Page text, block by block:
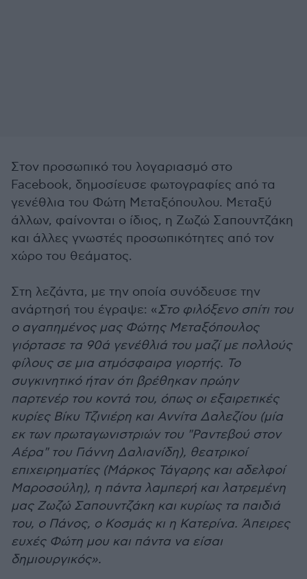
Στον προσωπικό του λογαριασμό στο
Facebook, δημοσίευσε φωτογραφίες από τα
γενέθλια του Φώτη Μεταξόπουλου. Μεταξύ
άλλων, φαίνονται ο ίδιος, η Ζωζώ Σαπουντζάκη
και άλλες γνωστές προσωπικότητες από τον
χώρο του θεάματος.
Στη λεζάντα, με την οποία συνόδευσε την
ανάρτησή του έγραψε: «Στο φιλόξενο σπίτι του
ο αγαπημένος μας Φώτης Μεταξόπουλος
γιόρτασε τα 90ά γενέθλιά του μαζί με πολλούς
φίλους σε μια ατμόσφαιρα γιορτής. Το
συγκινητικό ήταν ότι βρέθηκαν πρώην
παρτενέρ του κοντά του, όπως οι εξαιρετικές
κυρίες Βίκυ Τζινιέρη και Αννίτα Δαλεζίου (μία
εκ των πρωταγωνιστριών του "Ραντεβού στον
Αέρα" του Γιάννη Δαλιανίδη), θεατρικοί
επιχειρηματίες (Μάρκος Τάγαρης και αδελφοί
Μαροσούλη), η πάντα λαμπερή και λατρεμένη
μας Ζωζώ Σαπουντζάκη και κυρίως τα παιδιά
του, ο Πάνος, ο Κοσμάς κι η Κατερίνα. Άπειρες
ευχές Φώτη μου και πάντα να είσαι
δημιουργικός».